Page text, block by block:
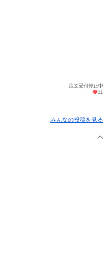
注文受付停止中
11
みんなの投稿を見る